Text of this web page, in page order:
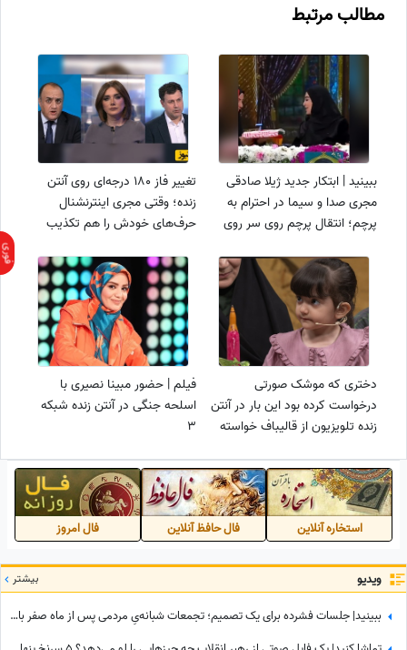
مطالب مرتبط
ببینید | ابتکار جدید ژیلا صادقی
مجری صدا و سیما در احترام به
پرچم؛ انتقال پرچم روی سر روی
تغییر فاز 180 درجه‌ای روی آنتن
زنده؛ وقتی مجری اینترنشنال
حرف‌های خودش را هم تکذیب
دختری که موشک صورتی
درخواست کرده بود این بار در آنتن
زنده تلویزیون از قالیباف خواسته
فیلم | حضور مبینا نصیری با
اسلحه جنگی در آنتن زنده شبکه
3
استخاره آنلاین فال حافظ آنلاین فال امروز
ویدیو بیشتر
ببینید| جلسات فشرده برای یک تصمیم؛ تجمعات شبانه‌یِ مردمی پس از ماه صفر باز هم ادامه دارد؟